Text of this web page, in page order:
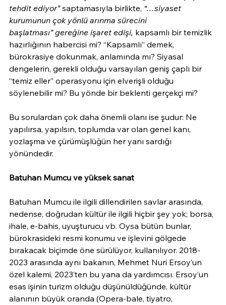
tehdit ediyor” saptamasıyla birlikte, “…siyaset
kurumunun çok yönlü arınma sürecini
başlatması” gereğine işaret edişi, kapsamlı bir temizlik
hazırlığının habercisi mi? “Kapsamlı” demek,
bürokrasiye dokunmak, anlamında mı? Siyasal
dengelerin, gerekli olduğu varsayılan geniş çaplı bir
“temiz eller” operasyonu için elverişli olduğu
söylenebilir mi? Bu yönde bir beklenti gerçekçi mi?
Bu sorulardan çok daha önemli olanı ise şudur: Ne
yapılırsa, yapılsın, toplumda var olan genel kanı,
yozlaşma ve çürümüşlüğün her yanı sardığı
yönündedir.
Batuhan Mumcu ve yüksek sanat
Batuhan Mumcu ile ilgili dillendirilen savlar arasında,
nedense, doğrudan kültür ile ilgili hiçbir şey yok; borsa,
ihale, e-bahis, uyuşturucu vb. Oysa bütün bunlar,
bürokrasideki resmi konumu ve işlevini gölgede
bırakacak biçimde öne sürülüyor, kullanılıyor. 2018-
2023 arasında aynı bakanın, Mehmet Nuri Ersoy’un
özel kalemi, 2023’ten bu yana da yardımcısı. Ersoy’un
esas işinin turizm olduğu düşünüldüğünde, kültür
alanının büyük oranda (Opera-bale, tiyatro,